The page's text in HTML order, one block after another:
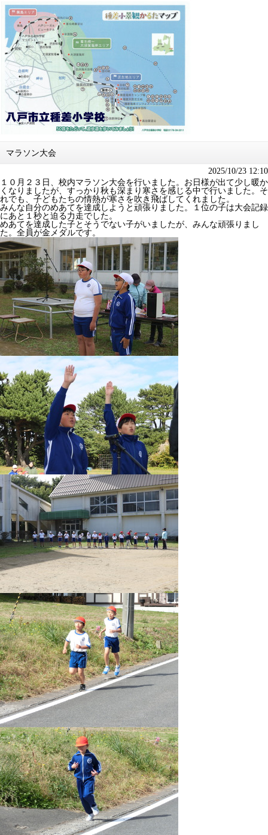
マラソン大会
2025/10/23 12:10
１０月２３日、校内マラソン大会を行いました。お日様が出て少し暖か
くなりましたが、すっかり秋も深まり寒さを感じる中で行いました。そ
れでも、子どもたちの情熱が寒さを吹き飛ばしてくれました。
みんな自分のめあてを達成しようと頑張りました。１位の子は大会記録
にあと１秒と迫る力走でした。
めあてを達成した子とそうでない子がいましたが、みんな頑張りまし
た。全員が金メダルです。